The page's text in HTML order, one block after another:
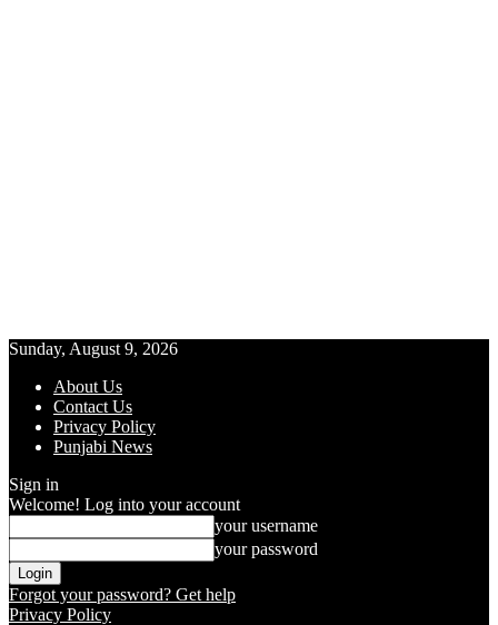
Sunday, August 9, 2026
About Us
Contact Us
Privacy Policy
Punjabi News
Sign in
Welcome! Log into your account
your username
your password
Forgot your password? Get help
Privacy Policy